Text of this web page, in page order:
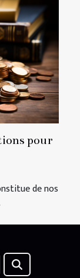
pour
de nos